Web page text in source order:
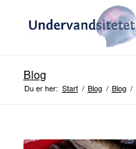
Blog
Du er her: Start / Blog / Blog /